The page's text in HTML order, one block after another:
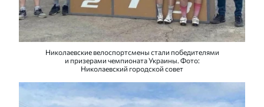
Николаевские велоспортсмены стали победителями
и призерами чемпионата Украины. Фото:
Николаевский городской совет